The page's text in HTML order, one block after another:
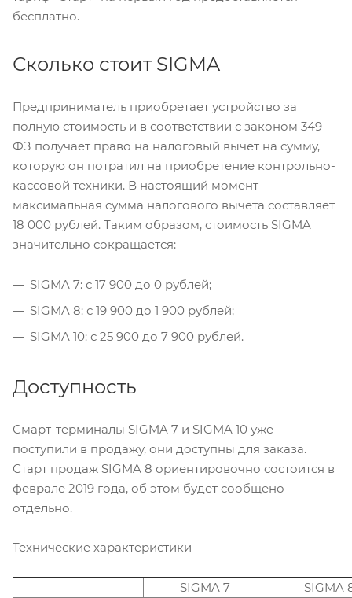
бесплатно.
Сколько стоит SIGMA
Предприниматель приобретает устройство за
полную стоимость и в соответствии с законом 349-
ФЗ получает право на налоговый вычет на сумму,
которую он потратил на приобретение контрольно-
кассовой техники. В настоящий момент
максимальная сумма налогового вычета составляет
18 000 рублей. Таким образом, стоимость SIGMA
значительно сокращается:
SIGMA 7: с 17 900 до 0 рублей;
SIGMA 8: с 19 900 до 1 900 рублей;
SIGMA 10: с 25 900 до 7 900 рублей.
Доступность
Смарт-терминалы SIGMA 7 и SIGMA 10 уже
поступили в продажу, они доступны для заказа.
Старт продаж SIGMA 8 ориентировочно состоится в
феврале 2019 года, об этом будет сообщено
отдельно.
Технические характеристики
SIGMA 7 SIGMA